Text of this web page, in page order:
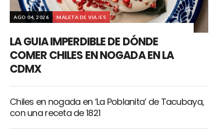
AGO 04, 2026 MALETA DE VIAJES
LA GUIA IMPERDIBLE DE DÓNDE
COMER CHILES EN NOGADA EN LA
CDMX
Chiles en nogada en ‘La Poblanita’ de Tacubaya,
con una receta de 1821